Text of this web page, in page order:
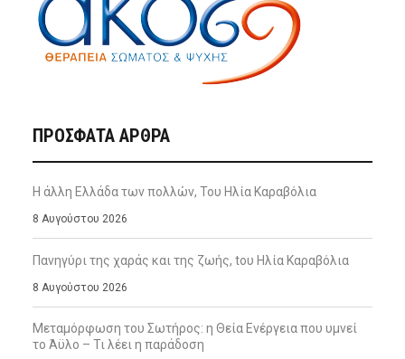
ΠΡΌΣΦΑΤΑ ΆΡΘΡΑ
Η άλλη Ελλάδα των πολλών, Του Ηλία Καραβόλια
8 Αυγούστου 2026
Πανηγύρι της χαράς και της ζωής, tου Ηλία Καραβόλια
8 Αυγούστου 2026
Μεταμόρφωση του Σωτήρος: η Θεία Ενέργεια που υμνεί
το Άϋλο – Τι λέει η παράδοση